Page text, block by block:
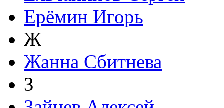
Ерёмин Игорь
Ж
Жанна Сбитнева
З